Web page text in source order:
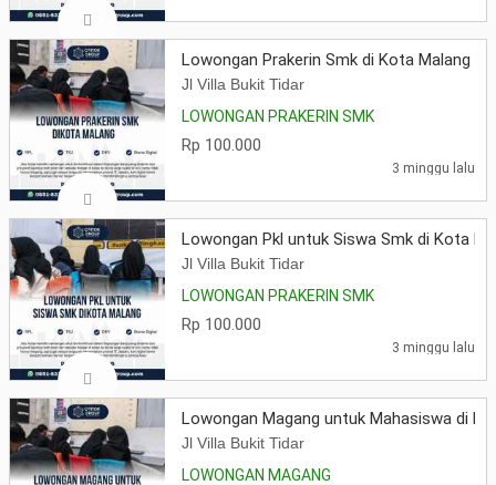
Lowongan Prakerin Smk di Kota Malang
Jl Villa Bukit Tidar
LOWONGAN PRAKERIN SMK
Rp 100.000
3 minggu lalu
Lowongan Pkl untuk Siswa Smk di Kota
Jl Villa Bukit Tidar
LOWONGAN PRAKERIN SMK
Rp 100.000
3 minggu lalu
Lowongan Magang untuk Mahasiswa di
Jl Villa Bukit Tidar
LOWONGAN MAGANG